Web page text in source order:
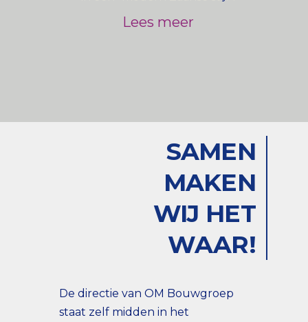
Lees meer
SAMEN
MAKEN
WIJ HET
WAAR!
De directie van OM Bouwgroep
staat zelf midden in het